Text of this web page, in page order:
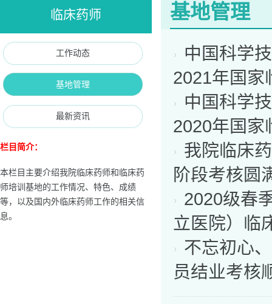
临床药师
工作动态
基地管理
最新资讯
栏目简介：
本栏目主要介绍我院临床药师和临床药
师培训基地的工作情况、特色、成绩
等，以及国内外临床药师工作的相关信
息。
基地管理
中国科学
2021年国家
中国科学
2020年国家
我院临床
阶段考核圆
2020级春
立医院）临
不忘初心
员结业考核